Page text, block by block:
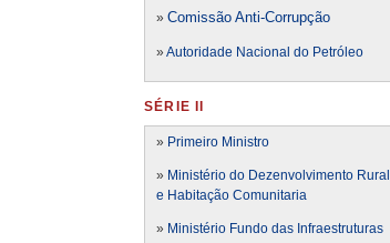
» Comissão Anti-Corrupção
» Autoridade Nacional do Petróleo
SÉRIE II
» Primeiro Ministro
» Ministério do Dezenvolvimento Rural
e Habitação Comunitaria
» Ministério Fundo das Infraestruturas